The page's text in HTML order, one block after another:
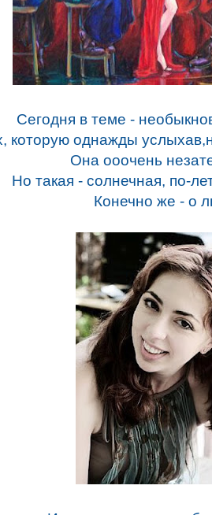
Сегодня в теме -
которую однажды
Она ооочень
Но такaя - солнечная, по-
Конечно же - о